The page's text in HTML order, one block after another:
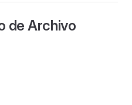
de Archivo